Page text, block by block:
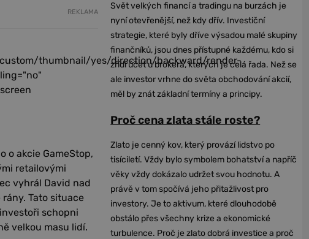
REKLAMA
thumbnail/yes/direction/backward/render-
o akcie GameStop,
retailovými
vyhrál David nad
Tato situace
schopni
velkou masu lidí.
Svět velkých financí a tradingu na burzách je
nyní otevřenější, než kdy dřív. Investiční
strategie, které byly dříve výsadou malé skupiny
finančníků, jsou dnes přístupné každému, kdo si
zřídí účet u brokera, kterých je celá řada. Než se
ale investor vrhne do světa obchodování akcií,
měl by znát základní termíny a principy.
Proč cena zlata stále roste?
Zlato je cenný kov, který provází lidstvo po
tisíciletí. Vždy bylo symbolem bohatství a napříč
věky vždy dokázalo udržet svou hodnotu. A
právě v tom spočívá jeho přitažlivost pro
investory. Je to aktivum, které dlouhodobě
obstálo přes všechny krize a ekonomické
turbulence. Proč je zlato dobrá investice a proč